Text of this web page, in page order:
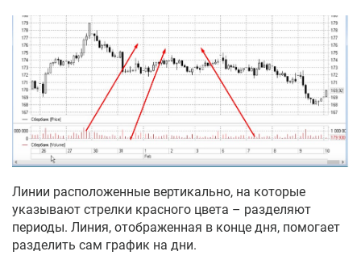
Линии расположенные вертикально, на которые
указывают стрелки красного цвета – разделяют
периоды. Линия, отображенная в конце дня, помогает
разделить сам график на дни.